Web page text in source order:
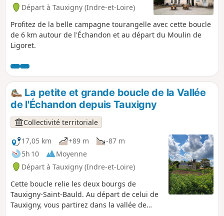
Départ à Tauxigny (Indre-et-Loire)
Profitez de la belle campagne tourangelle avec cette boucle
de 6 km autour de l'Échandon et au départ du Moulin de
Ligoret.
La petite et grande boucle de la Vallée
de l'Échandon depuis Tauxigny
Collectivité territoriale
17,05 km
+89 m
-87 m
5h 10
Moyenne
Départ à Tauxigny (Indre-et-Loire)
Cette boucle relie les deux bourgs de
Tauxigny-Saint-Bauld. Au départ de celui de
Tauxigny, vous partirez dans la vallée de